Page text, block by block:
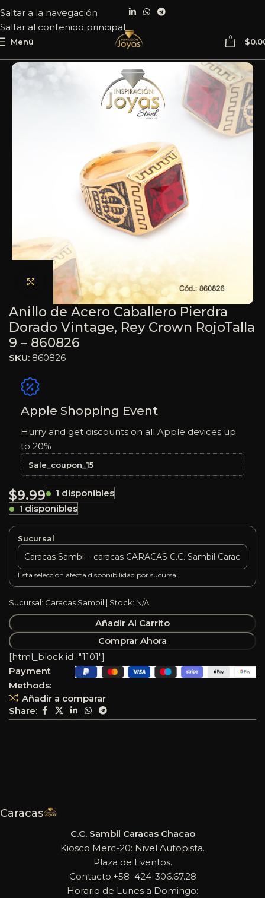
Saltar a la navegación
Saltar al contenido principal
Menú 0 $
Haga clic para ampliar
Anillo de Acero Caballero Pierdra
Dorado Vintage, Rey Crown RojoTalla
9 – 860826
SKU: 860826
Apple Shopping Event
Hurry and get discounts on all Apple devices up
to 20%
Sale_coupon_15
$9.99
1 disponibles
1 disponibles
Sucursal
Esta seleccion afecta disponibilidad por sucursal.
Sucursal: Caracas Sambil | Stock: N/A
Añadir Al Carrito
Comprar Ahora
Añadir a comparar
Share:
[html_block id="1101"]
Payment
Methods:
Caracas
C.C. Sambil Caracas Chacao
Kiosco Merc-20: Nivel Autopista.
Plaza de Eventos.
Contacto:+58 424-306.67.28
Horario de Lunes a Domingo: